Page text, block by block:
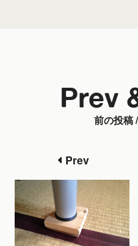
前の投稿
Prev
Prev